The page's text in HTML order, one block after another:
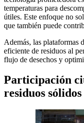
temperaturas para
útiles. Este enfoque no
que también puede
Además, las plataformas
eficiente de residuos al
flujo de desechos y
Participación
residuos